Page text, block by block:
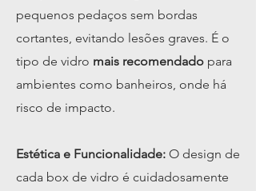
pequenos pedaços sem bordas
cortantes, evitando lesões graves. É o
tipo de vidro mais recomendado para
ambientes como banheiros, onde há
risco de impacto.
Estética e Funcionalidade: O design de
cada box de vidro é cuidadosamente